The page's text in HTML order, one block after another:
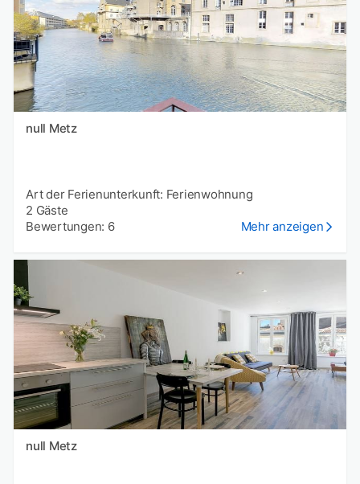
null Metz
Art der Ferienunterkunft: Ferienwohnung
2 Gäste
Bewertungen: 6
Mehr anzeigen
null Metz